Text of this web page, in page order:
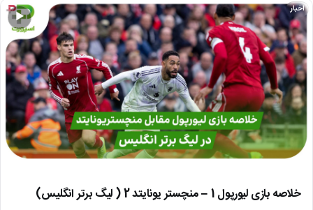
▶
اخبار
خلاصه بازی لیورپول 1 – منچستر یونایتد 2 ( لیگ برتر انگلیس)